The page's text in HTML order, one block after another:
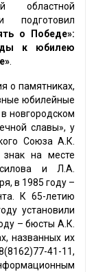
областной
подготовил
о Победе»:
к юбилею
.
о памятниках,
юбилейные
новгородском
славы», у
Союза А.К.
на месте
и Л.А.
в 1985 году –
К 65-летию
установили
– бюсты А.К.
названных их
41-11,